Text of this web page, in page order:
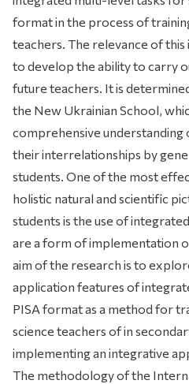
format in the process of
teachers. The relevance of this
to develop the ability to carry
future teachers. It is
the New Ukrainian School,
comprehensive understanding
their interrelationships by
students. One of the most
holistic natural and scientific
students is the use of
are a form of implementation
aim of the research is to
application features of
PISA format as a method for
science teachers of in
implementing an integrative
The methodology of the